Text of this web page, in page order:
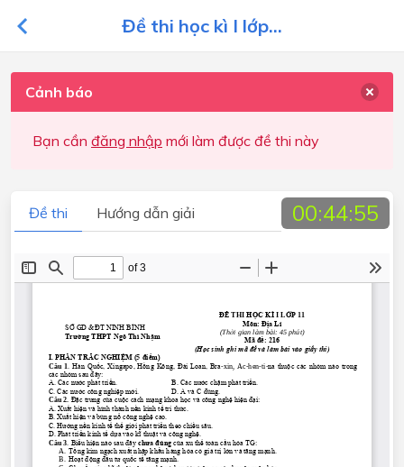
Đề thi học kì I lớp...
Cảnh báo
Bạn cần đăng nhập mới làm được đề thi này
Đề thi Hướng dẫn giải 00:44:55